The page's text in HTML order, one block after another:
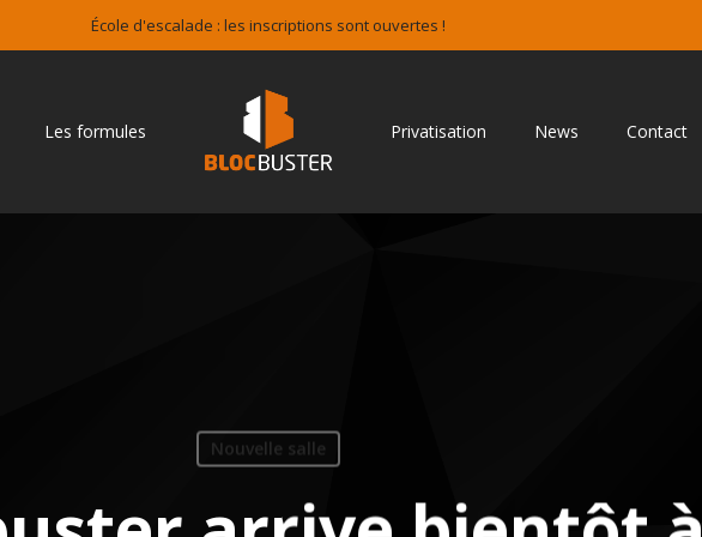
École d'escalade : les inscriptions sont ouvertes !
Les formules Privatisation News Contact
Nouvelle salle